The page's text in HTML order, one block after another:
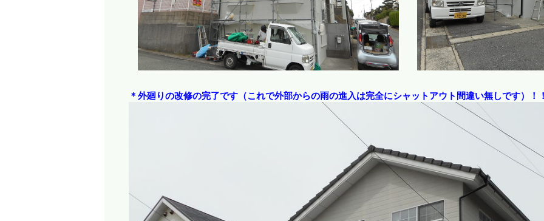
＊外廻りの改修の完了です（これで外部からの雨の進入は完全にシャットアウト間違い無しです）！